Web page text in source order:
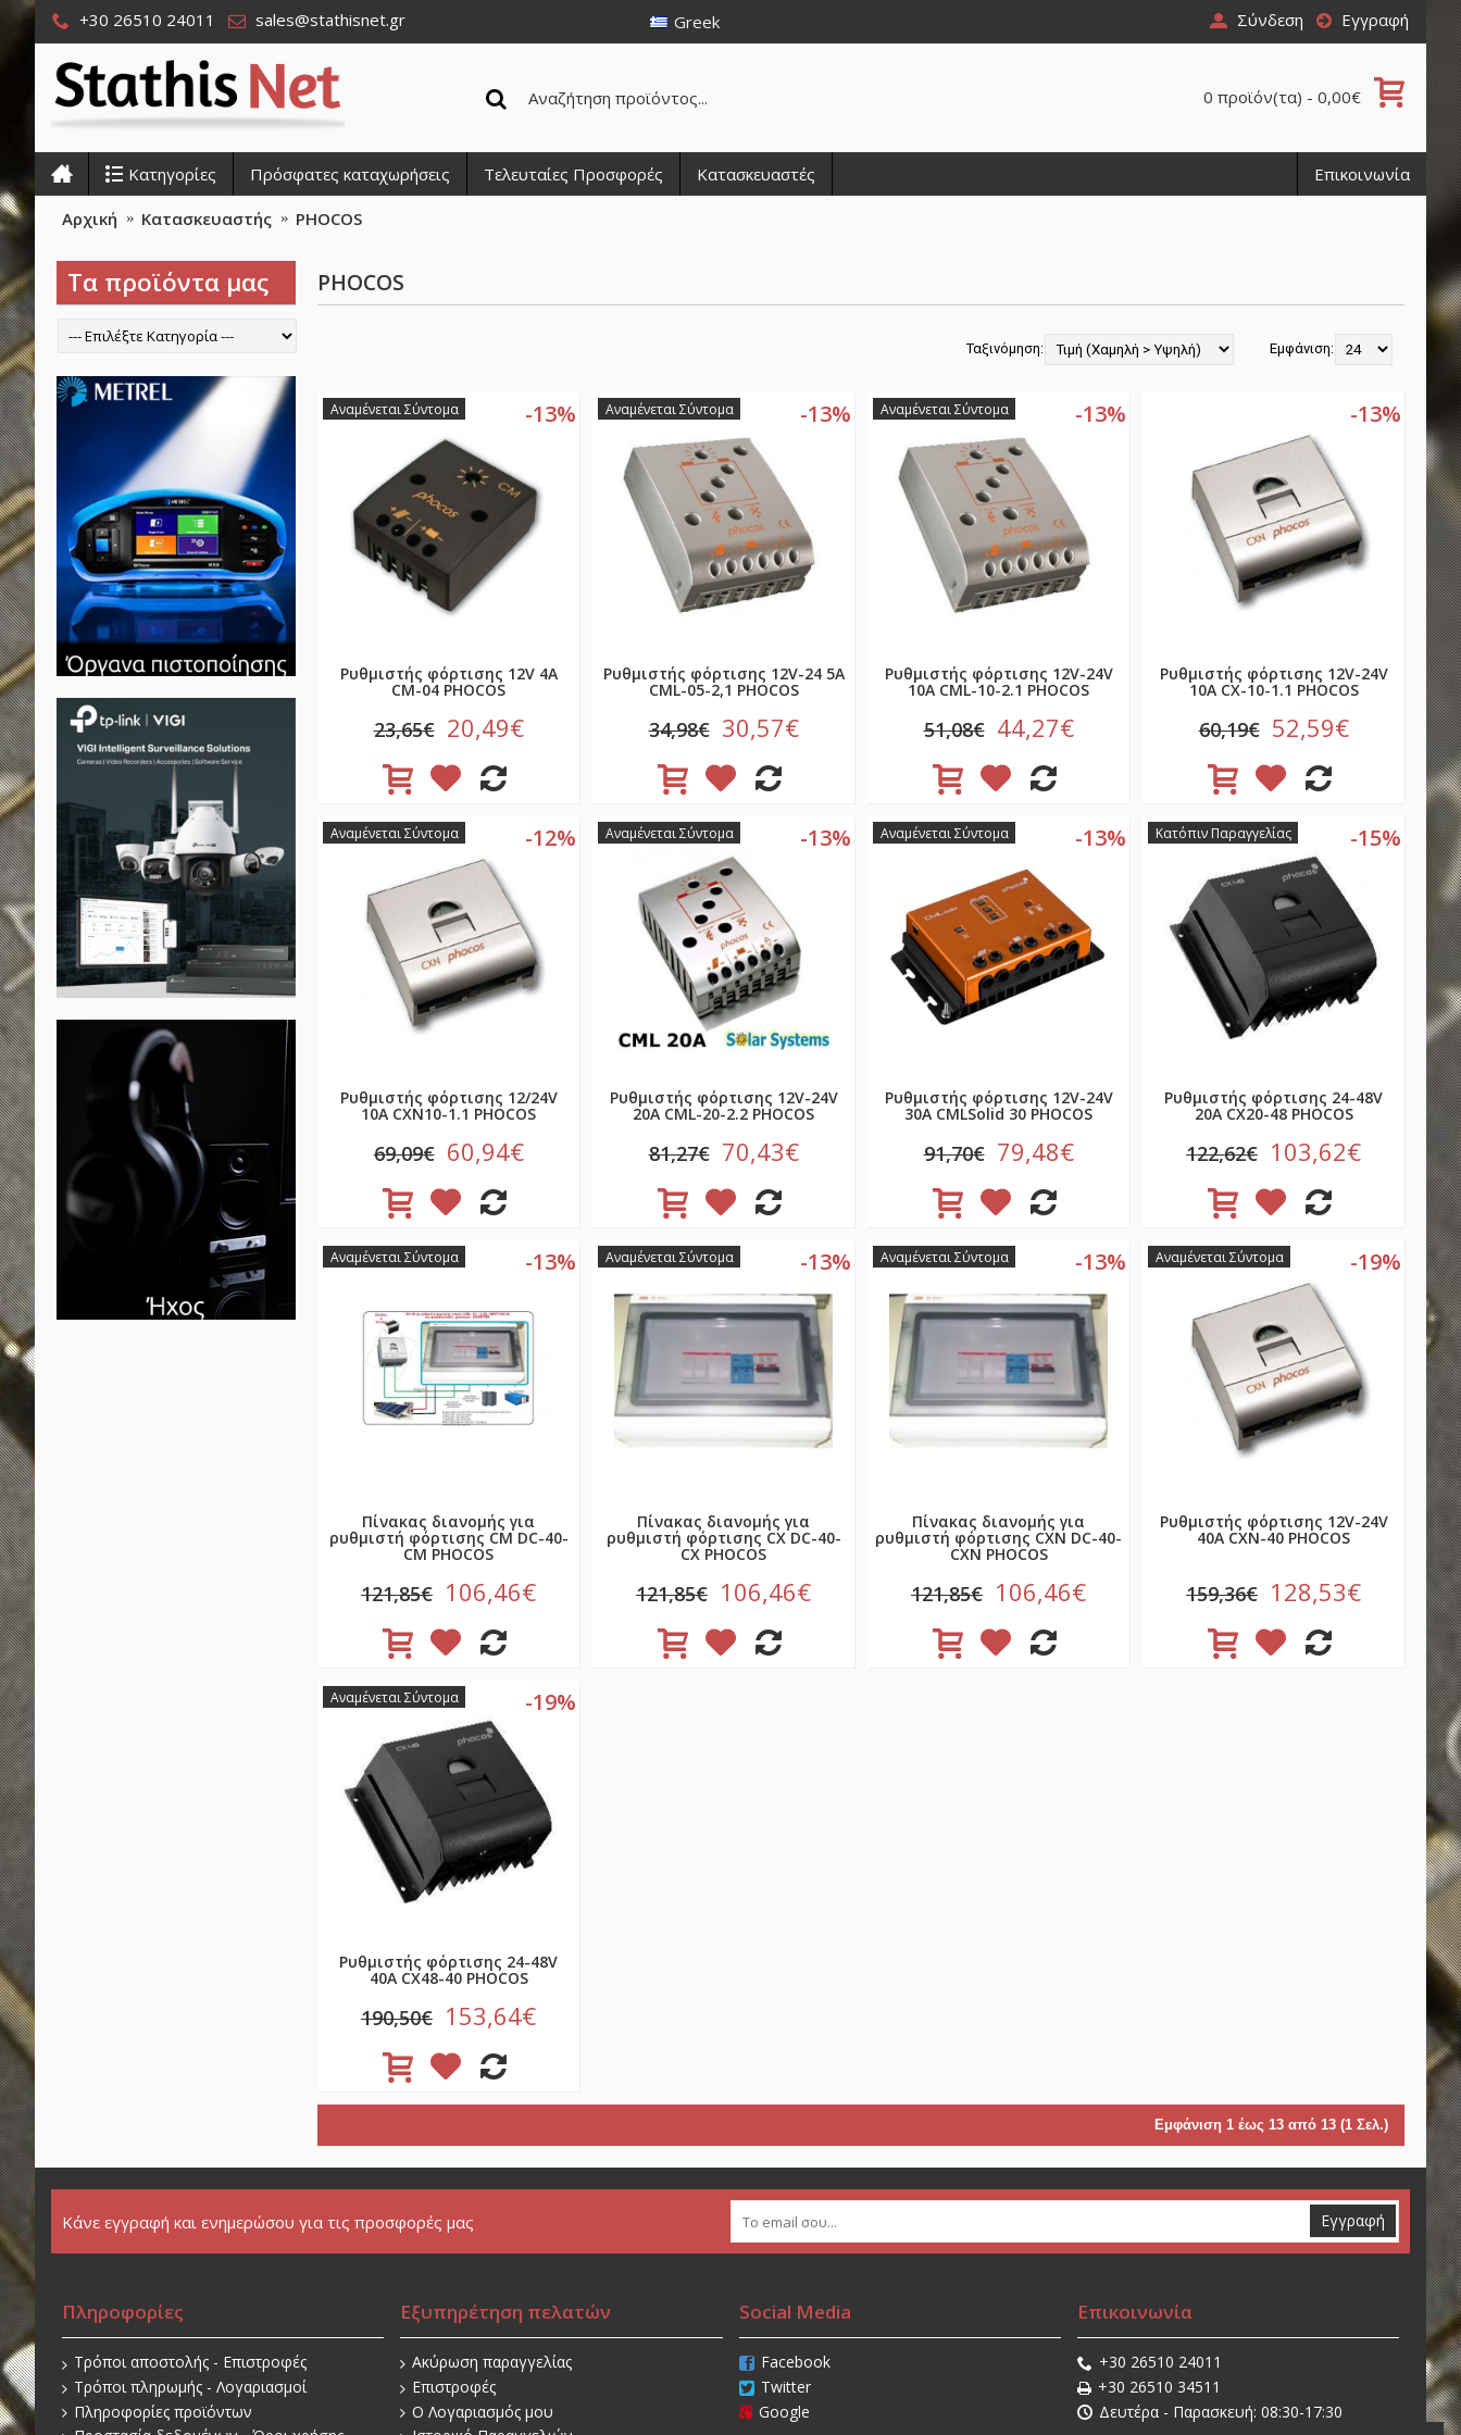
+30 26510 24011 sales@stathisnet.gr Greek Σύνδεση Εγγραφή
0 προϊόν(τα) - 0,00€
Κατηγορίες Πρόσφατες καταχωρήσεις Τελευταίες Προσφορές Κατασκευαστές Επικοινωνία
Αρχική Κατασκευαστής PHOCOS
Τα προϊόντα μας PHOCOS
Εμφάνιση:
Ταξινόμηση:
-13%
Αναμένεται Σύντομα
Ρυθμιστής φόρτισης 12V 4A
CM-04 PHOCOS
23,65€ 20,49€
-13%
Αναμένεται Σύντομα
Ρυθμιστής φόρτισης 12V-24 5A
CML-05-2,1 PHOCOS
34,98€ 30,57€
-13%
Αναμένεται Σύντομα
Ρυθμιστής φόρτισης 12V-24V
10Α CML-10-2.1 PHOCOS
51,08€ 44,27€
-13%
Ρυθμιστής φόρτισης 12V-24V
10Α CX-10-1.1 PHOCOS
60,19€ 52,59€
-12%
Αναμένεται Σύντομα
Ρυθμιστής φόρτισης 12/24V
10A CXN10-1.1 PHOCOS
69,09€ 60,94€
-13%
Αναμένεται Σύντομα
Ρυθμιστής φόρτισης 12V-24V
20Α CML-20-2.2 PHOCOS
81,27€ 70,43€
-13%
Αναμένεται Σύντομα
Ρυθμιστής φόρτισης 12V-24V
30Α CMLSolid 30 PHOCOS
91,70€ 79,48€
-15%
Κατόπιν Παραγγελίας
Ρυθμιστής φόρτισης 24-48V
20A CX20-48 PHOCOS
122,62€ 103,62€
-13%
Αναμένεται Σύντομα
Πίνακας διανομής για
ρυθμιστή φόρτισης CM DC-40-
CM PHOCOS
121,85€ 106,46€
-13%
Αναμένεται Σύντομα
Πίνακας διανομής για
ρυθμιστή φόρτισης CX DC-40-
CX PHOCOS
121,85€ 106,46€
-13%
Αναμένεται Σύντομα
Πίνακας διανομής για
ρυθμιστή φόρτισης CXN DC-40-
CXN PHOCOS
121,85€ 106,46€
-19%
Αναμένεται Σύντομα
Ρυθμιστής φόρτισης 12V-24V
40A CXN-40 PHOCOS
159,36€ 128,53€
-19%
Αναμένεται Σύντομα
Ρυθμιστής φόρτισης 24-48V
40A CX48-40 PHOCOS
190,50€ 153,64€
Εμφάνιση 1 έως 13 από 13 (1 Σελ.)
Κάνε εγγραφή και ενημερώσου για τις προσφορές μας Εγγραφή
Πληροφορίες
Τρόποι αποστολής - Επιστροφές
Τρόποι πληρωμής - Λογαριασμοί
Πληροφορίες προϊόντων
Εξυπηρέτηση πελατών
Ακύρωση παραγγελίας
Επιστροφές
O Λογαριασμός μου
Social Media
Facebook
Twitter
Google
Επικοινωνία
+30 26510 24011
+30 26510 34511
Δευτέρα - Παρασκευή: 08:30-17:30